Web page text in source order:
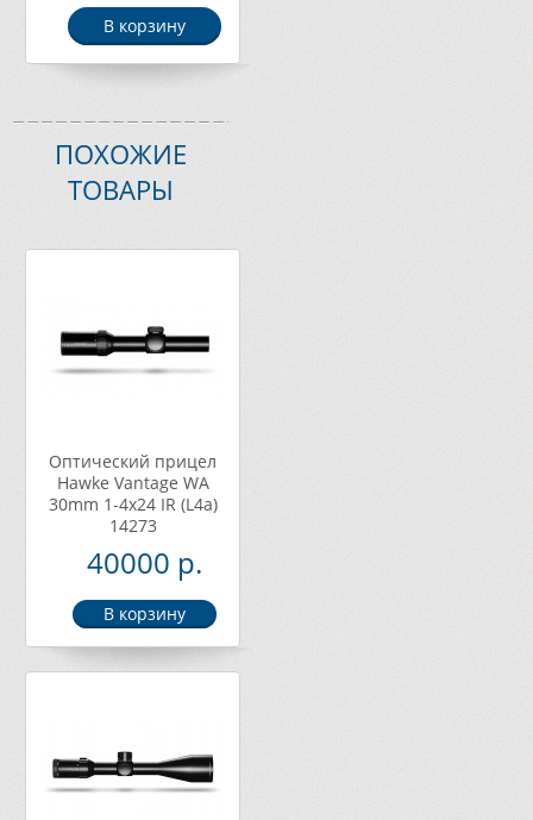
В корзину
ПОХОЖИЕ
ТОВАРЫ
Оптический прицел
Hawke Vantage WA
30mm 1-4х24 IR (L4a)
14273
40000 р.